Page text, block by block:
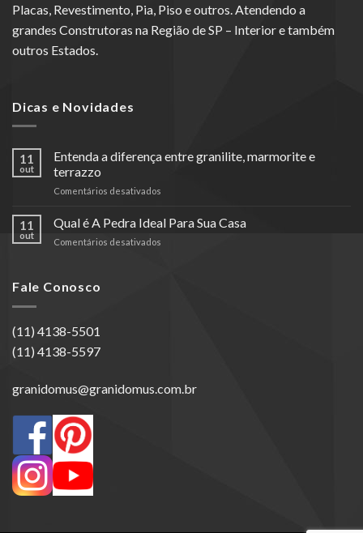
Placas, Revestimento, Pia, Piso e outros. Atendendo a
grandes Construtoras na Região de SP – Interior e também
outros Estados.
Dicas e Novidades
11
out
Entenda a diferença entre granilite, marmorite e
terrazzo
Comentários desativados
a
11
out
Qual é A Pedra Ideal Para Sua Casa
Comentários desativados
Fale Conosco
(11) 4138-5501
(11) 4138-5597
granidomus@granidomus.com.br